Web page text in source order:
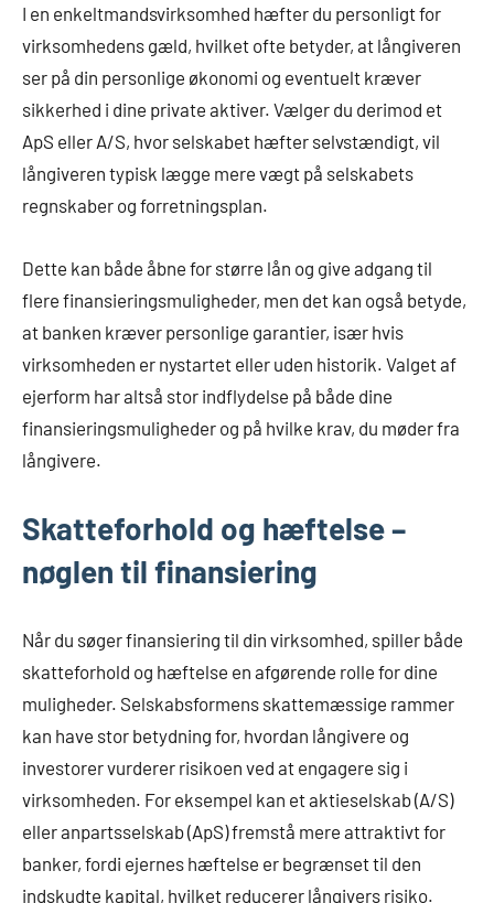
I en enkeltmandsvirksomhed hæfter du personligt for
virksomhedens gæld, hvilket ofte betyder, at långiveren
ser på din personlige økonomi og eventuelt kræver
sikkerhed i dine private aktiver. Vælger du derimod et
ApS eller A/S, hvor selskabet hæfter selvstændigt, vil
långiveren typisk lægge mere vægt på selskabets
regnskaber og forretningsplan.
Dette kan både åbne for større lån og give adgang til
flere finansieringsmuligheder, men det kan også betyde,
at banken kræver personlige garantier, især hvis
virksomheden er nystartet eller uden historik. Valget af
ejerform har altså stor indflydelse på både dine
finansieringsmuligheder og på hvilke krav, du møder fra
långivere.
Skatteforhold og hæftelse –
nøglen til finansiering
Når du søger finansiering til din virksomhed, spiller både
skatteforhold og hæftelse en afgørende rolle for dine
muligheder. Selskabsformens skattemæssige rammer
kan have stor betydning for, hvordan långivere og
investorer vurderer risikoen ved at engagere sig i
virksomheden. For eksempel kan et aktieselskab (A/S)
eller anpartsselskab (ApS) fremstå mere attraktivt for
banker, fordi ejernes hæftelse er begrænset til den
indskudte kapital, hvilket reducerer långivers risiko.